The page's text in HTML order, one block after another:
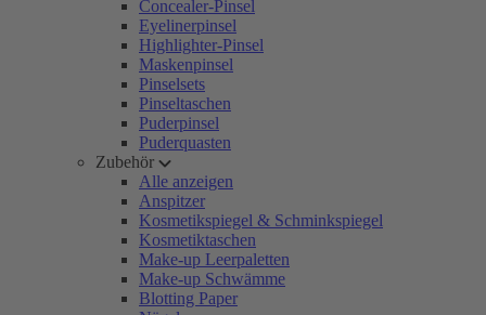
Concealer-Pinsel
Eyelinerpinsel
Highlighter-Pinsel
Maskenpinsel
Pinselsets
Pinseltaschen
Puderpinsel
Puderquasten
Zubehör
Alle anzeigen
Anspitzer
Kosmetikspiegel & Schminkspiegel
Kosmetiktaschen
Make-up Leerpaletten
Make-up Schwämme
Blotting Paper